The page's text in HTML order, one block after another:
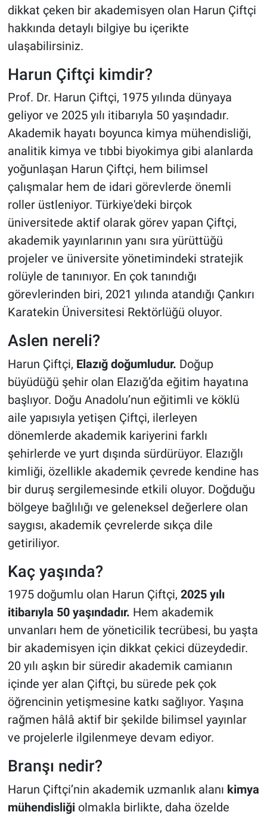
dikkat çeken bir akademisyen olan Harun Çiftçi
hakkında detaylı bilgiye bu içerikte
ulaşabilirsiniz.
Harun Çiftçi kimdir?
Prof. Dr. Harun Çiftçi, 1975 yılında dünyaya
geliyor ve 2025 yılı itibarıyla 50 yaşındadır.
Akademik hayatı boyunca kimya mühendisliği,
analitik kimya ve tıbbi biyokimya gibi alanlarda
yoğunlaşan Harun Çiftçi, hem bilimsel
çalışmalar hem de idari görevlerde önemli
roller üstleniyor. Türkiye'deki birçok
üniversitede aktif olarak görev yapan Çiftçi,
akademik yayınlarının yanı sıra yürüttüğü
projeler ve üniversite yönetimindeki stratejik
rolüyle de tanınıyor. En çok tanındığı
görevlerinden biri, 2021 yılında atandığı Çankırı
Karatekin Üniversitesi Rektörlüğü oluyor.
Aslen nereli?
Harun Çiftçi, Elazığ doğumludur. Doğup
büyüdüğü şehir olan Elazığ’da eğitim hayatına
başlıyor. Doğu Anadolu’nun eğitimli ve köklü
aile yapısıyla yetişen Çiftçi, ilerleyen
dönemlerde akademik kariyerini farklı
şehirlerde ve yurt dışında sürdürüyor. Elazığlı
kimliği, özellikle akademik çevrede kendine has
bir duruş sergilemesinde etkili oluyor. Doğduğu
bölgeye bağlılığı ve geleneksel değerlere olan
saygısı, akademik çevrelerde sıkça dile
getiriliyor.
Kaç yaşında?
1975 doğumlu olan Harun Çiftçi, 2025 yılı
itibarıyla 50 yaşındadır. Hem akademik
unvanları hem de yöneticilik tecrübesi, bu yaşta
bir akademisyen için dikkat çekici düzeydedir.
20 yılı aşkın bir süredir akademik camianın
içinde yer alan Çiftçi, bu sürede pek çok
öğrencinin yetişmesine katkı sağlıyor. Yaşına
rağmen hâlâ aktif bir şekilde bilimsel yayınlar
ve projelerle ilgilenmeye devam ediyor.
Branşı nedir?
Harun Çiftçi’nin akademik uzmanlık alanı kimya
mühendisliğiolmakla birlikte, daha özelde